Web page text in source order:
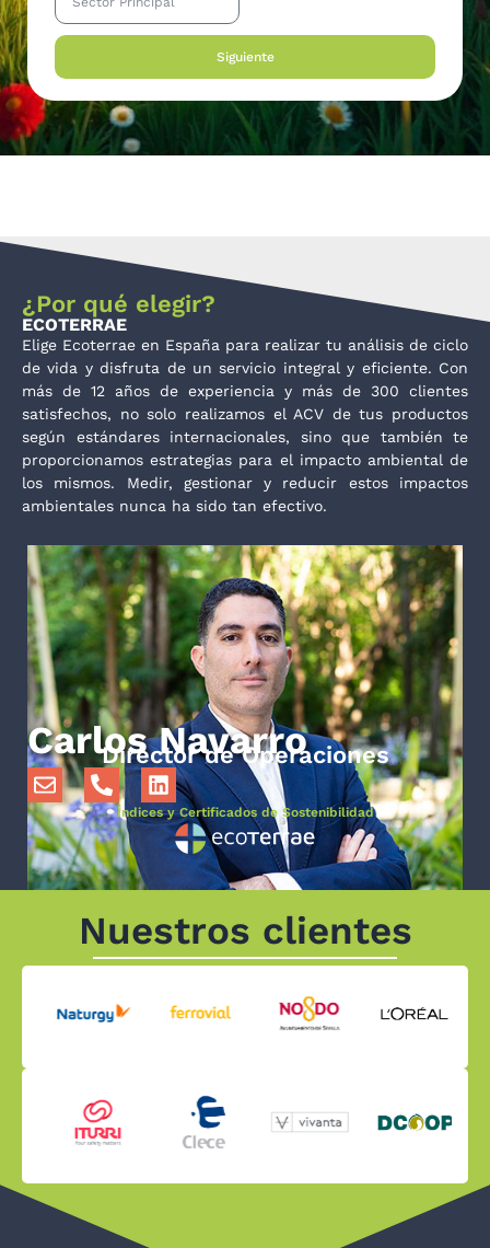
Siguiente
¿Por qué elegir?
ECOTERRAE
Elige Ecoterrae en España para realizar tu análisis de ciclo
de vida y disfruta de un servicio integral y eficiente. Con
más de 12 años de experiencia y más de 300 clientes
satisfechos, no solo realizamos el ACV de tus productos
según estándares internacionales, sino que también te
proporcionamos estrategias para el impacto ambiental de
los mismos. Medir, gestionar y reducir estos impactos
ambientales nunca ha sido tan efectivo.
Carlos Navarro
Director de Operaciones
Índices y Certificados de Sostenibilidad
Nuestros clientes